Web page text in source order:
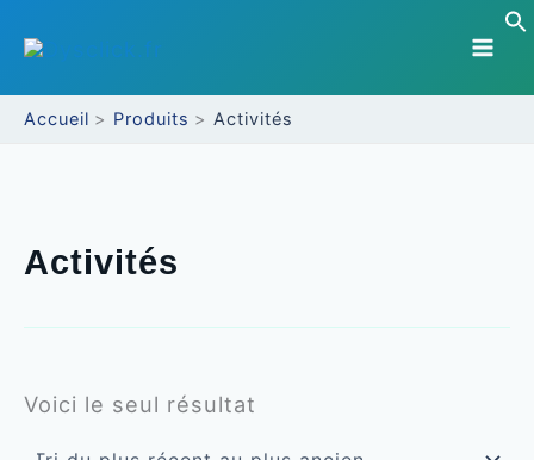
au
contenu
Accueil Produits Activités
Activités
Voici le seul résultat